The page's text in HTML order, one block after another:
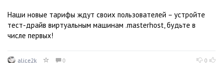
Наши новые тарифы ждут своих пользователей – устройте
тест-драйв виртуальным машинам .masterhost, будьте в
числе первых!
alice2k 0 0